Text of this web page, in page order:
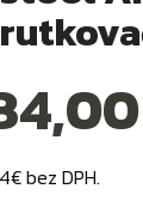
bez DPH.